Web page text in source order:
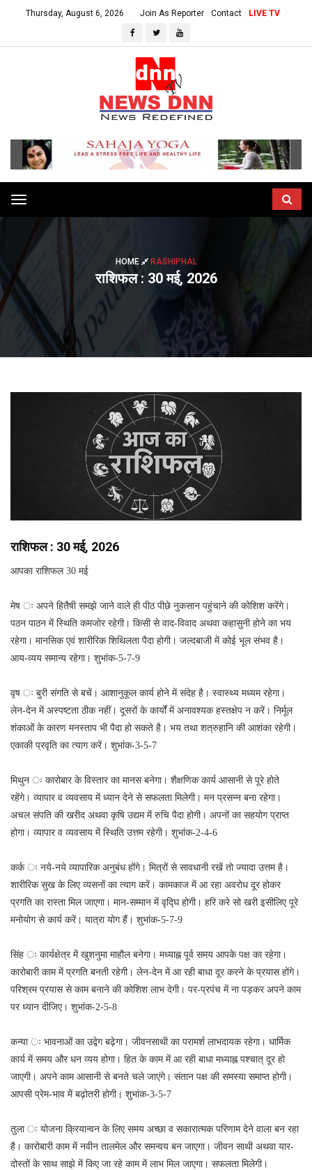
Thursday, August 6, 2026 Join As Reporter Contact LIVE TV
Toggle
navigation
HOME RASHIPHAL
राशिफल : 30 मई, 2026
राशिफल : 30 मई, 2026
आपका राशिफल 30 मई
मेष ः अपने हितैषी समझे जाने वाले ही पीठ पीछे नुकसान पहुंचाने की कोशिश करेंगे।
पठन पाठन में स्थिति कमजोर रहेगी। किसी से वाद-विवाद अथवा कहासुनी होने का भय
रहेगा। मानसिक एवं शारीरिक शिथिलता पैदा होगी। जल्दबाजी में कोई भूल संभव है।
आय-व्यय समान्य रहेगा। शुभांक-5-7-9
वृष ः बुरी संगति से बचें। आशानुकूल कार्य होने में संदेह है। स्वास्थ्य मध्यम रहेगा।
लेन-देन में अस्पष्टता ठीक नहीं। दूसरों के कार्यों में अनावश्यक हस्तक्षेप न करें। निर्मूल
शंकाओं के कारण मनस्ताप भी पैदा हो सकते है। भय तथा शत्रुहानि की आशंका रहेगी।
एकाकी प्रवृति का त्याग करें। शुभांक-3-5-7
मिथुन ः कारोबार के विस्तार का मानस बनेगा। शैक्षणिक कार्य आसानी से पूरे होते
रहेंगे। व्यापार व व्यवसाय में ध्यान देने से सफलता मिलेगी। मन प्रसन्न बना रहेगा।
अचल संपति की खरीद अथवा कृषि उद्यम में रुचि पैदा होगी। अपनों का सहयोग प्राप्त
होगा। व्यापार व व्यवसाय में स्थिति उत्तम रहेगी। शुभांक-2-4-6
कर्क ः नये-नये व्यापारिक अनुबंध होंगे। मित्रों से सावधानी रखें तो ज्यादा उत्तम है।
शारीरिक सुख के लिए व्यसनों का त्याग करें। कामकाज में आ रहा अवरोध दूर होकर
प्रगति का रास्ता मिल जाएगा। मान-सम्मान में वृद्घि होगी। हरि करे सो खरी इसीलिए पूरे
मनोयोग से कार्य करें। यात्रा योग हैं। शुभांक-5-7-9
सिंह ः कार्यक्षेत्र में खुशनुमा माहौल बनेगा। मध्याह्न पूर्व समय आपके पक्ष का रहेगा।
कारोबारी काम में प्रगति बनती रहेगी। लेन-देन में आ रही बाधा दूर करने के प्रयास होंगे।
परिश्रम प्रयास से काम बनाने की कोशिश लाभ देगी। पर-प्रपंच में ना पड़कर अपने काम
पर ध्यान दीजिए। शुभांक-2-5-8
कन्या ः भावनाओं का उद्वेग बढ़ेगा। जीवनसाथी का परामर्श लाभदायक रहेगा। धार्मिक
कार्य में समय और धन व्यय होगा। हित के काम में आ रही बाधा मध्याह्न पश्चात् दूर हो
जाएगी। अपने काम आसानी से बनते चले जाएंगे। संतान पक्ष की समस्या समाप्त होगी।
आपसी प्रेम-भाव में बढ़ोतरी होगी। शुभांक-3-5-7
तुला ः योजना क्रियान्वन के लिए समय अच्छा व सकारात्मक परिणाम देने वाला बन रहा
है। कारोबारी काम में नवीन तालमेल और समन्वय बन जाएगा। जीवन साथी अथवा यार-
दोस्तों के साथ साझे में किए जा रहे काम में लाभ मिल जाएगा। सफलता मिलेगी।